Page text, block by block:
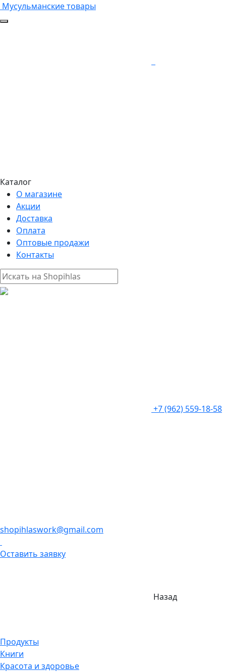
Мусульманские товары
Каталог
О магазине
Акции
Доставка
Оплата
Оптовые продажи
Контакты
+7 (962) 559-18-58
shopihlaswork@gmail.com
Оставить заявку
Назад
Продукты
Книги
Красота и здоровье